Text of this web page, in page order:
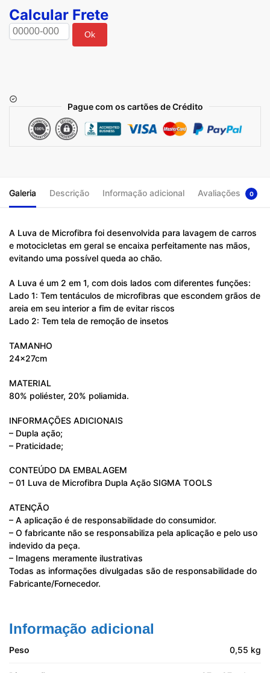
Calcular Frete
Ok
Pague com os cartões de Crédito
Galeria Descrição Informação adicional Avaliações 0
A Luva de Microfibra foi desenvolvida para lavagem de carros
e motocicletas em geral se encaixa perfeitamente nas mãos,
evitando uma possível queda ao chão.
A Luva é um 2 em 1, com dois lados com diferentes funções:
Lado 1: Tem tentáculos de microfibras que escondem grãos de
areia em seu interior a fim de evitar riscos
Lado 2: Tem tela de remoção de insetos
TAMANHO
24x27cm
MATERIAL
80% poliéster, 20% poliamida.
INFORMAÇÕES ADICIONAIS
– Dupla ação;
– Praticidade;
CONTEÚDO DA EMBALAGEM
– 01 Luva de Microfibra Dupla Ação SIGMA TOOLS
ATENÇÃO
– A aplicação é de responsabilidade do consumidor.
– O fabricante não se responsabiliza pela aplicação e pelo uso
indevido da peça.
– Imagens meramente ilustrativas
Todas as informações divulgadas são de responsabilidade do
Fabricante/Fornecedor.
Informação adicional
Peso 0,55 kg